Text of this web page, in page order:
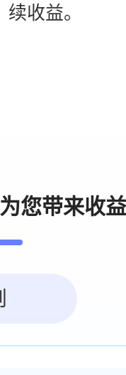
续收益。
您带来收益